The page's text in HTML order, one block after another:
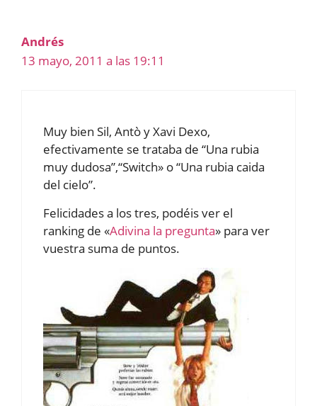
Andrés
13 mayo, 2011 a las 19:11
Muy bien Sil, Antò y Xavi Dexo,
efectivamente se trataba de “Una rubia
muy dudosa”,“Switch» o “Una rubia caida
del cielo”.
Felicidades a los tres, podéis ver el
ranking de «Adivina la pregunta» para ver
vuestra suma de puntos.